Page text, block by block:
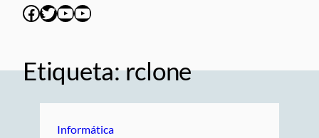
Facebook
Twitter
YouTube
YouTube
Etiqueta:rclone
Informática